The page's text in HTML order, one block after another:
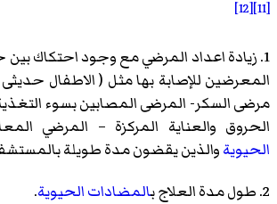
[11]
[12]
1. زيادة اعداد المرضي مع وجود احتكاك
المعرضين للإصابة بها مثل ( الاطفال حديثى
مرضى السكر- المرضى المصابين بسوء
الحروق والعناية المركزة – المرضي
الحيويةوالذين يقضون مدة طويلة
2. طول مدة العلاج ب
المضادات الحيوية.